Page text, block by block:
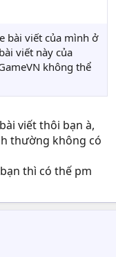
bài viết của mình ở
viết này của
không thể
viết thôi bạn à,
thường không có
thì có thế pm